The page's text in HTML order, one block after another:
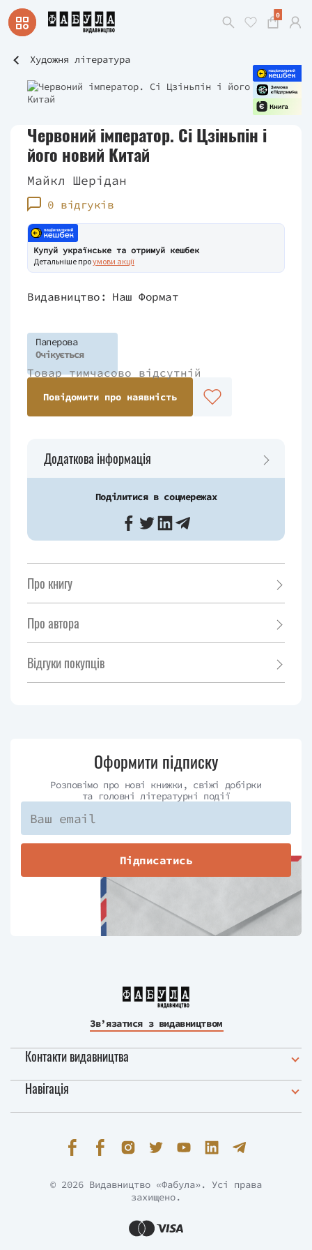
0
Художня література
Червоний імператор. Сі Цзіньпін і
його новий Китай
Майкл Шерідан
0 відгуків
Купуй українське та отримуй кешбек
Детальніше проумови акції
Видавництво: Наш Формат
Паперова
Очікується
Товар тимчасово відсутній
Повідомити про наявність
Додаткова інформація
Поділитися в соцмережах
Про книгу
Про автора
Відгуки покупців
Оформити підписку
Розповімо про нові книжки, свіжі добірки
та головні літературні події
Підписатись
Зв’язатися з видавництвом
Контакти видавництва
Навігація
© 2026 Видавництво «Фабула». Усі права
захищено.